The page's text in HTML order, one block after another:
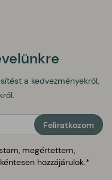
a kedvezményekről,
megértettem,
hozzájárulok.*
Feliratkozom